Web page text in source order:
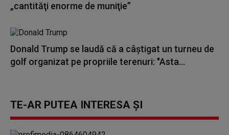
„cantităţi enorme de muniţie”
Donald Trump se laudă că a câștigat un turneu de
golf organizat pe propriile terenuri: "Asta...
TE-AR PUTEA INTERESA ȘI